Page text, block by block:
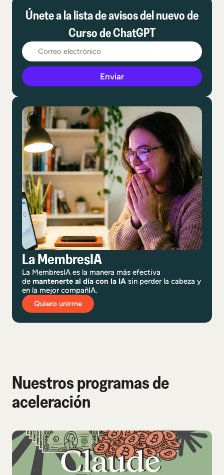
Únete a la lista de avisos del nuevo de
Curso de ChatGPT
Enviar
La MembresIA
La MembresIA es la manera más efectiva
de mantenerte al día con la IA sin perder la cabeza y
en la mejor compañIA.
Quiero unirme
Nuestros programas de
aceleración